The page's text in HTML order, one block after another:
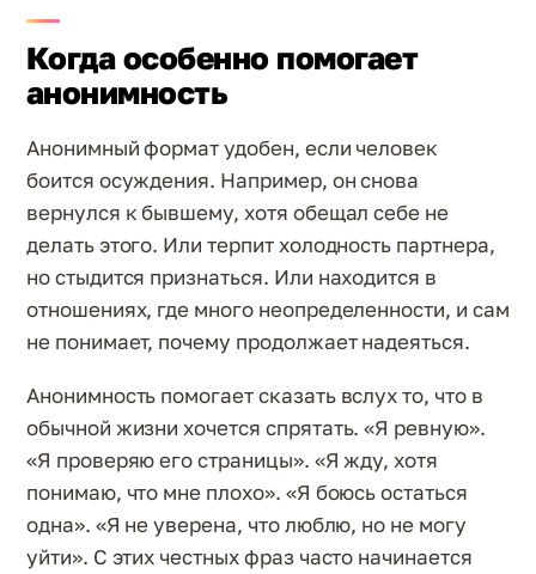
Когда особенно помогает
анонимность
Анонимный формат удобен, если человек
боится осуждения. Например, он снова
вернулся к бывшему, хотя обещал себе не
делать этого. Или терпит холодность партнера,
но стыдится признаться. Или находится в
отношениях, где много неопределенности, и сам
не понимает, почему продолжает надеяться.
Анонимность помогает сказать вслух то, что в
обычной жизни хочется спрятать. «Я ревную».
«Я проверяю его страницы». «Я жду, хотя
понимаю, что мне плохо». «Я боюсь остаться
одна». «Я не уверена, что люблю, но не могу
уйти». С этих честных фраз часто начинается